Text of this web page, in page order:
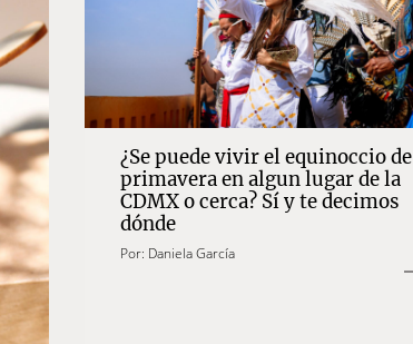
¿Se puede vivir el equinoccio de
primavera en algun lugar de la
CDMX o cerca? Sí y te decimos
dónde
Por: Daniela García